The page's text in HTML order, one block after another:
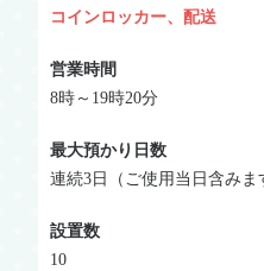
コインロッカー、配送
営業時間
8時～19時20分
最大預かり日数
連続3日（ご使用当日含みま
設置数
10